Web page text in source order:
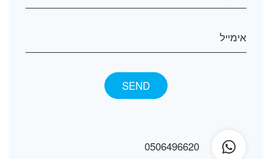
0506496620